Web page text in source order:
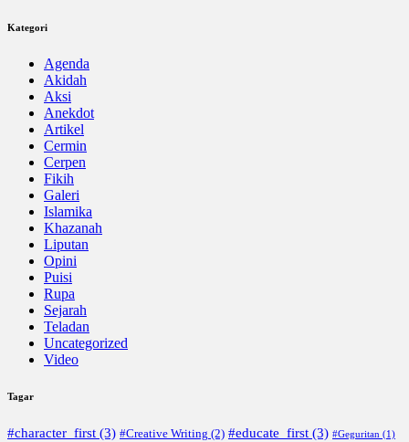
Kategori
Agenda
Akidah
Aksi
Anekdot
Artikel
Cermin
Cerpen
Fikih
Galeri
Islamika
Khazanah
Liputan
Opini
Puisi
Rupa
Sejarah
Teladan
Uncategorized
Video
Tagar
#character_first (3) #Creative Writing (2) #educate_first (3) #Geguritan (1)